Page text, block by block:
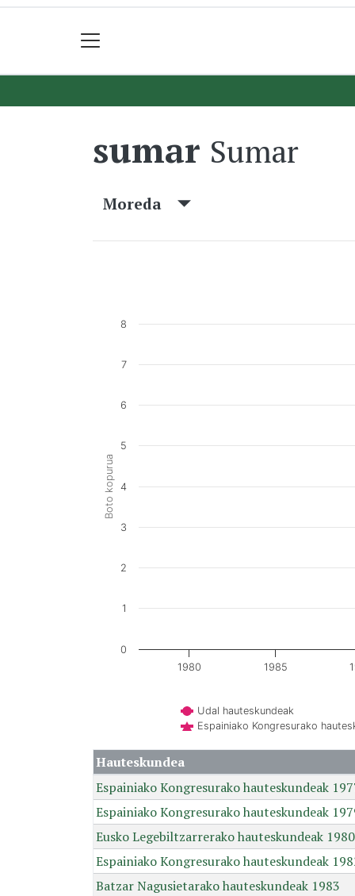
sumar Sumar
Moreda
Boto kopurua
Udal hauteskundeak
Espainiako Kongresurako
1980 1985
0
1
2
3
4
5
6
7
8
Hauteskundea
Espainiako Kongresurako hauteskundeak
Espainiako Kongresurako hauteskundeak
Eusko Legebiltzarrerako hauteskundeak 1980
Espainiako Kongresurako hauteskundeak
Batzar Nagusietarako hauteskundeak 1983